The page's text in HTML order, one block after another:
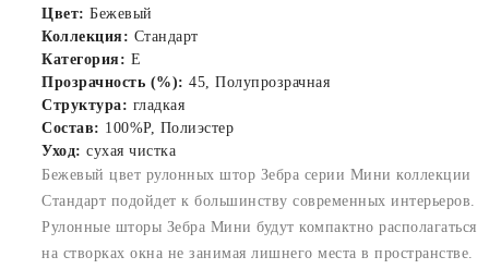
Цвет: Бежевый
Коллекция: Стандарт
Категория: E
Прозрачность (%): 45, Полупрозрачная
Структура: гладкая
Состав: 100%P, Полиэстер
Уход: сухая чистка
Бежевый цвет рулонных штор Зебра серии Мини коллекции
Стандарт подойдет к большинству современных интерьеров.
Рулонные шторы Зебра Мини будут компактно располагаться
на створках окна не занимая лишнего места в пространстве.